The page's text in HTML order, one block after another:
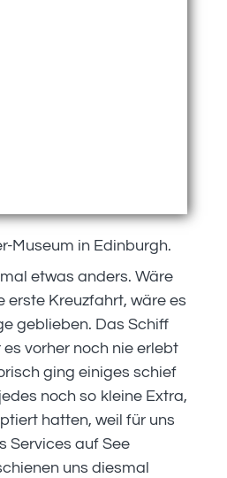
Museum in Edinburgh.
etwas anders. Wäre
erste Kreuzfahrt, wäre es
geblieben. Das Schiff
es vorher noch nie erlebt
ging einiges schief
noch so kleine Extra,
hatten, weil für uns
Services auf See
uns diesmal